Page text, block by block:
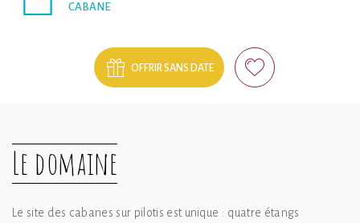
CABANE
OFFRIR SANS DATE
Le domaine
Le site des cabanes sur pilotis est unique : quatre étangs